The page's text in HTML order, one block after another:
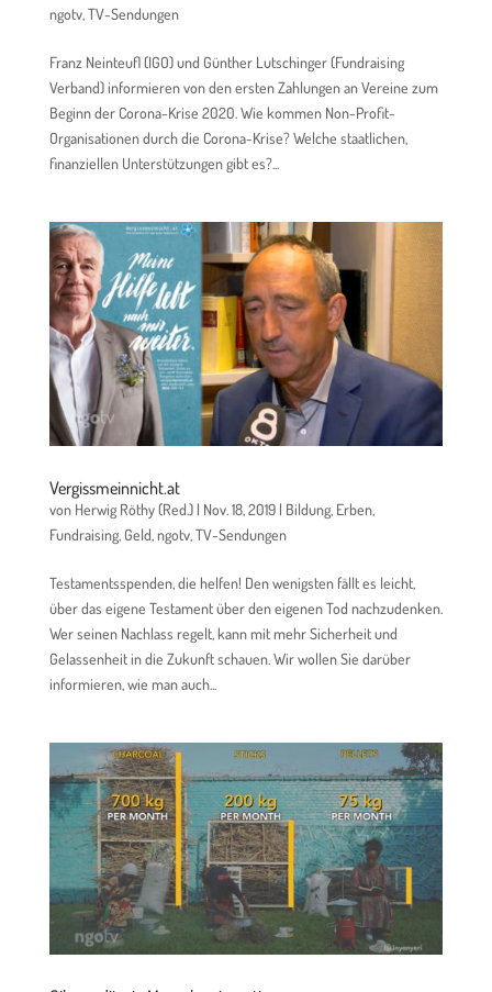
ngotv,TV-Sendungen
Franz Neinteufl (IGO) und Günther Lutschinger (Fundraising
Verband) informieren von den ersten Zahlungen an Vereine zum
Beginn der Corona-Krise 2020. Wie kommen Non-Profit-
Organisationen durch die Corona-Krise? Welche staatlichen,
finanziellen Unterstützungen gibt es?...
Vergissmeinnicht.at
von Herwig Röthy (Red.)| Nov. 18, 2019| Bildung, Erben,
Fundraising, Geld,ngotv,TV-Sendungen
Testamentsspenden, die helfen! Den wenigsten fällt es leicht,
über das eigene Testament über den eigenen Tod nachzudenken.
Wer seinen Nachlass regelt, kann mit mehr Sicherheit und
Gelassenheit in die Zukunft schauen. Wir wollen Sie darüber
informieren, wie man auch...